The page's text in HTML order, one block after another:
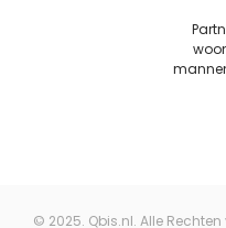
© 2025. Qbis.nl. Alle